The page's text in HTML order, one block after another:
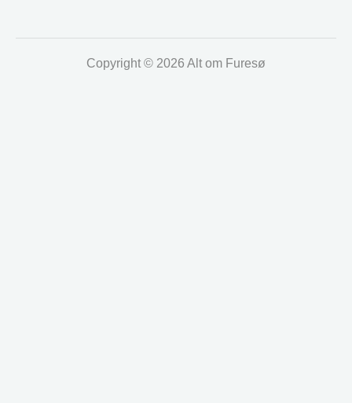
Copyright © 2026 Alt om Furesø